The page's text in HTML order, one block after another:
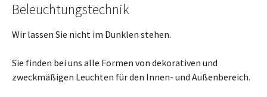
Beleuchtungstechnik
Wir lassen Sie nicht im Dunklen stehen.
Sie finden bei uns alle Formen von dekorativen und
zweckmäßigen Leuchten für den Innen- und Außenbereich.